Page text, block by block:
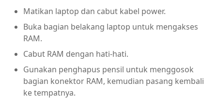
Matikan laptop dan cabut kabel power.
Buka bagian belakang laptop untuk mengakses
RAM.
Cabut RAM dengan hati-hati.
Gunakan penghapus pensil untuk menggosok
bagian konektor RAM, kemudian pasang kembali
ke tempatnya.